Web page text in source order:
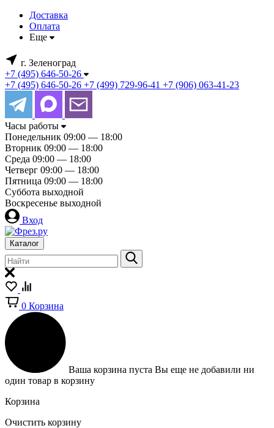
Доставка
Оплата
Еще
г. Зеленоград
+7 (495) 646-50-26
+7 (495) 646-50-26 +7 (499) 729-96-41 +7 (906) 063-41-23
Часы работы
Понедельник 09:00 — 18:00
Вторник 09:00 — 18:00
Среда 09:00 — 18:00
Четверг 09:00 — 18:00
Пятница 09:00 — 18:00
Суббота выходной
Воскресенье выходной
Вход
Каталог
0 Корзина
Ваша корзина пуста Вы еще не добавили ни
один товар в корзину
Корзина
Очистить корзину